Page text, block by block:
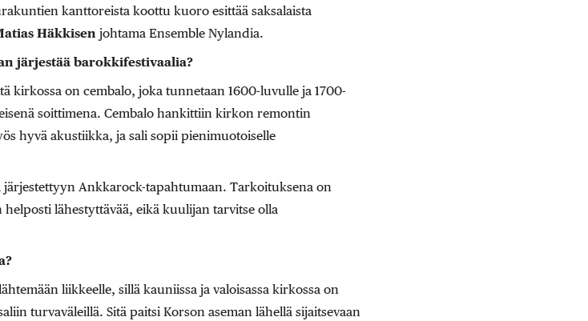
kanttoreista koottu kuoro esittää saksalaista
Häkkisenjohtama Ensemble Nylandia.
järjestää barokkifestivaalia?
kirkossa on cembalo, joka tunnetaan 1600-luvulle ja 1700-
soittimena. Cembalo hankittiin kirkon remontin
hyvä akustiikka, ja sali sopii pienimuotoiselle
järjestettyyn Ankkarock-tapahtumaan. Tarkoituksena on
lähestyttävää, eikä kuulijan tarvitse olla
liikkeelle, sillä kauniissa ja valoisassa kirkossa on
turvaväleillä. Sitä paitsi Korson aseman lähellä sijaitsevaan